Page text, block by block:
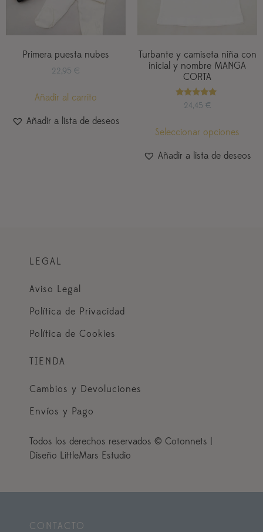
Primera puesta nubes
22,95 €
Añadir al carrito
Añadir a lista de deseos
Turbante y camiseta niña con
inicial y nombre MANGA
CORTA
Valorado
con
24,45 €
Seleccionar opciones
Añadir a lista de deseos
LEGAL
Aviso Legal
Política de Privacidad
Política de Cookies
TIENDA
Cambios y Devoluciones
Envíos y Pago
Todos los derechos reservados © Cotonnets |
Diseño LittleMars Estudio
CONTACTO